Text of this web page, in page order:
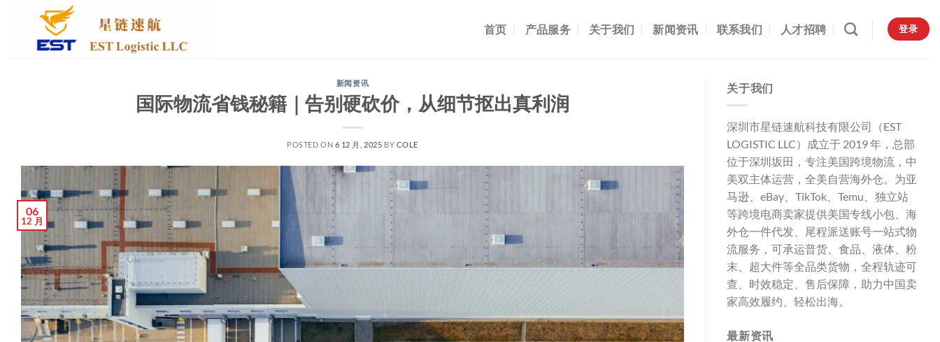
首页 产品服务 关于我们 新闻资讯 联系我们 人才招聘 登录
新闻资讯
国际物流省钱秘籍｜告别硬砍价，从细节抠出真利润
POSTED ON 6 12 月, 2025 BY COLE
06
12 月
关于我们
深圳市星链速航科技有限公司（EST
LOGISTIC LLC）成立于 2019 年，总部
位于深圳坂田，专注美国跨境物流，中
美双主体运营，全美自营海外仓。为亚
马逊、eBay、TikTok、Temu、独立站
等跨境电商卖家提供美国专线小包、海
外仓一件代发、尾程派送账号一站式物
流服务，可承运普货、食品、液体、粉
末、超大件等全品类货物，全程轨迹可
查、时效稳定、售后保障，助力中国卖
家高效履约、轻松出海。
最新资讯